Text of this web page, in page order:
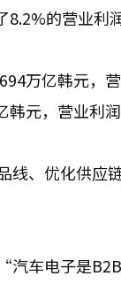
的营业利
万亿韩元，
韩元，营业利
线、优化供应
汽车电子是